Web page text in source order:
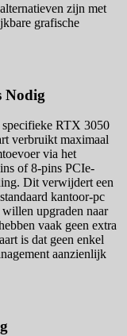
zijn met
grafische
Nodig
RTX 3050
verbruikt maximaal
via het
of 8-pins PCIe-
Dit verwijdert een
kantoor-pc
upgraden naar
vaak geen extra
is dat geen enkel
aanzienlijk